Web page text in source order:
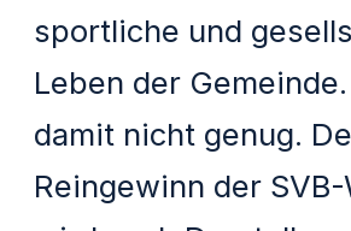
sportliche und
Leben der
damit nicht genug.
Reingewinn der